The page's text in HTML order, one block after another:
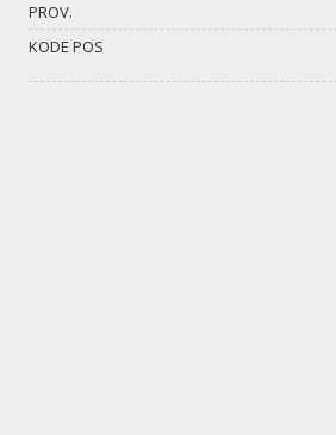
PROV.
KODE POS